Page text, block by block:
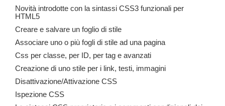
Novità introdotte con la sintassi CSS3 funzionali per
HTML5
Creare e salvare un foglio di stile
Associare uno o più fogli di stile ad una pagina
Css per classe, per ID, per tag e avanzati
Creazione di uno stile per i link, testi, immagini
Disattivazione/Attivazione CSS
Ispezione CSS